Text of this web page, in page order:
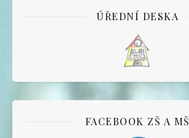
ÚŘEDNÍ DESKA
FACEBOOK ZŠ A MŠ